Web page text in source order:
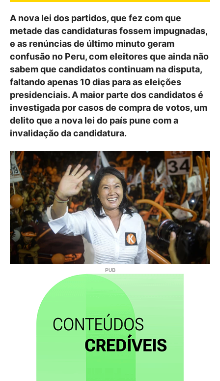
A nova lei dos partidos, que fez com que
metade das candidaturas fossem impugnadas,
e as renúncias de último minuto geram
confusão no Peru, com eleitores que ainda não
sabem que candidatos continuam na disputa,
faltando apenas 10 dias para as eleições
presidenciais. A maior parte dos candidatos é
investigada por casos de compra de votos, um
delito que a nova lei do país pune com a
invalidação da candidatura.